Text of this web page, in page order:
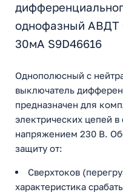
однофазный АВДТ
30мА S9D46616
Однополюсный с
выключатель
предназначен для
электрических цепей
напряжением 230 В.
защиту от:
Сверхтоков
характеристика